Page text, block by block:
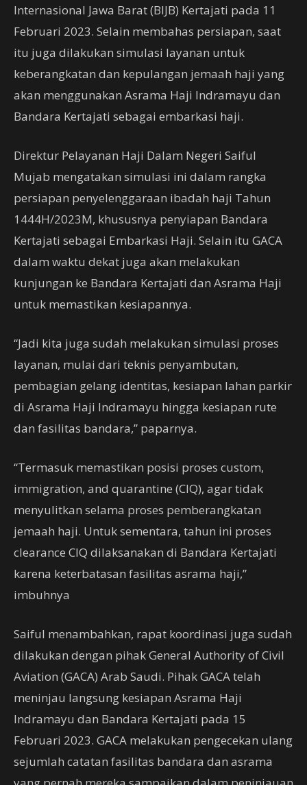
Internasional Jawa Barat (BIJB) Kertajati pada 11
Februari 2023. Selain membahas persiapan, saat
itu juga dilakukan simulasi layanan untuk
keberangkatan dan kepulangan jemaah haji yang
akan menggunakan Asrama Haji Indramayu dan
Bandara Kertajati sebagai embarkasi haji.
Direktur Pelayanan Haji Dalam Negeri Saiful
Mujab mengatakan simulasi ini dalam rangka
persiapan penyelenggaraan ibadah haji Tahun
1444H/2023M, khususnya penyiapan Bandara
Kertajati sebagai Embarkasi Haji. Selain itu GACA
dalam waktu dekat juga akan melakukan
kunjungan ke Bandara Kertajati dan Asrama Haji
untuk memastikan kesiapannya.
“Jadi kita juga sudah melakukan simulasi proses
layanan, mulai dari teknis penyambutan,
pembagian gelang identitas, kesiapan lahan parkir
di Asrama Haji Indramayu hingga kesiapan rute
dan fasilitas bandara,” paparnya.
“Termasuk memastikan posisi proses custom,
immigration, and quarantine (CIQ), agar tidak
menyulitkan selama proses pemberangkatan
jemaah haji. Untuk sementara, tahun ini proses
clearance CIQ dilaksanakan di Bandara Kertajati
karena keterbatasan fasilitas asrama haji,”
imbuhnya
Saiful menambahkan, rapat koordinasi juga sudah
dilakukan dengan pihak General Authority of Civil
Aviation (GACA) Arab Saudi. Pihak GACA telah
meninjau langsung kesiapan Asrama Haji
Indramayu dan Bandara Kertajati pada 15
Februari 2023. GACA melakukan pengecekan ulang
sejumlah catatan fasilitas bandara dan asrama